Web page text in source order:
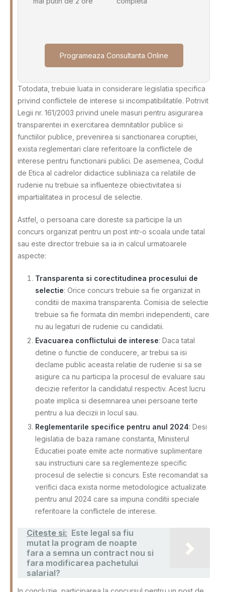
Programeaza Consultanta Online
Totodata, trebuie luata in considerare legislatia specifica
privind conflictele de interese si incompatibilitatile. Potrivit
Legii nr. 161/2003 privind unele masuri pentru asigurarea
transparentei in exercitarea demnitatilor publice si
functiilor publice, prevenirea si sanctionarea coruptiei,
exista reglementari clare referitoare la conflictele de
interese pentru functionarii publici. De asemenea, Codul
de Etica al cadrelor didactice subliniaza ca relatiile de
rudenie nu trebuie sa influenteze obiectivitatea si
impartialitatea in procesul de selectie.
Astfel, o persoana care doreste sa participe la un
concurs organizat pentru un post intr-o scoala unde tatal
sau este director trebuie sa ia in calcul urmatoarele
aspecte:
Transparenta si corectitudinea procesului de
selectie: Orice concurs trebuie sa fie organizat in
conditii de maxima transparenta. Comisia de selectie
trebuie sa fie formata din membri independenti, care
nu au legaturi de rudenie cu candidatii.
Evacuarea conflictului de interese: Daca tatal
detine o functie de conducere, ar trebui sa isi
declame public aceasta relatie de rudenie si sa se
asigure ca nu participa la procesul de evaluare sau
decizie referitor la candidatul respectiv. Acest lucru
poate implica si desemnarea unei persoane terte
pentru a lua decizii in locul sau.
Reglementarile specifice pentru anul 2024: Desi
legislatia de baza ramane constanta, Ministerul
Educatiei poate emite acte normative suplimentare
sau instructiuni care sa reglementeze specific
procesul de selectie si concurs. Este recomandat sa
verifici daca exista norme metodologice actualizate
pentru anul 2024 care sa impuna conditii speciale
referitoare la conflictele de interese.
Citeste si: Este legal sa fiu
mutat la program de noapte
fara a semna un contract nou si
fara modificarea pachetului
salarial?